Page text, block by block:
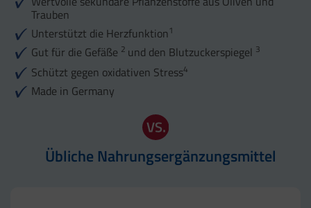
Trauben
Unterstützt die Herzfunktion1
Gut für die Gefäße 2 und den Blutzuckerspiegel 3
Schützt gegen oxidativen Stress4
Made in Germany
Übliche Nahrungsergänzungsmittel